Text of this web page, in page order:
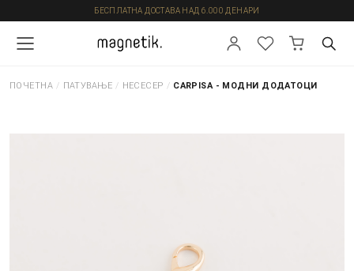
БЕСПЛАТНА ДОСТАВА НАД 6.000 ДЕНАРИ
ПОЧЕТНА / ПАТУВАЊЕ / НЕСЕСЕР / CARPISA - МОДНИ ДОДАТОЦИ